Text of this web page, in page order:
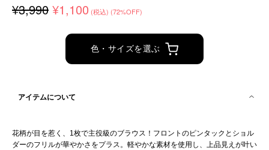
¥3,990 ¥1,100 (税込) (72%OFF)
色・サイズを選ぶ
アイテムについて
花柄が目を惹く、1枚で主役級のブラウス！フロントのピンタックとショル
ダーのフリルが華やかさをプラス。軽やかな素材を使用し、上品見えが叶い